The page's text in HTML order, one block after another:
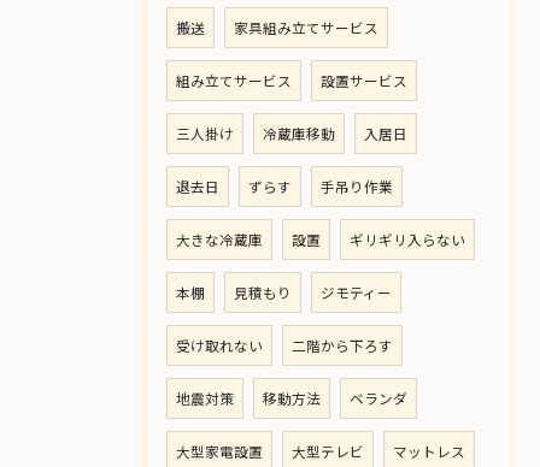
搬送 家具組み立てサービス
組み立てサービス 設置サービス
三人掛け 冷蔵庫移動 入居日
退去日 ずらす 手吊り作業
大きな冷蔵庫 設置 ギリギリ入らない
本棚 見積もり ジモティー
受け取れない 二階から下ろす
地震対策 移動方法 ベランダ
大型家電設置 大型テレビ マットレス